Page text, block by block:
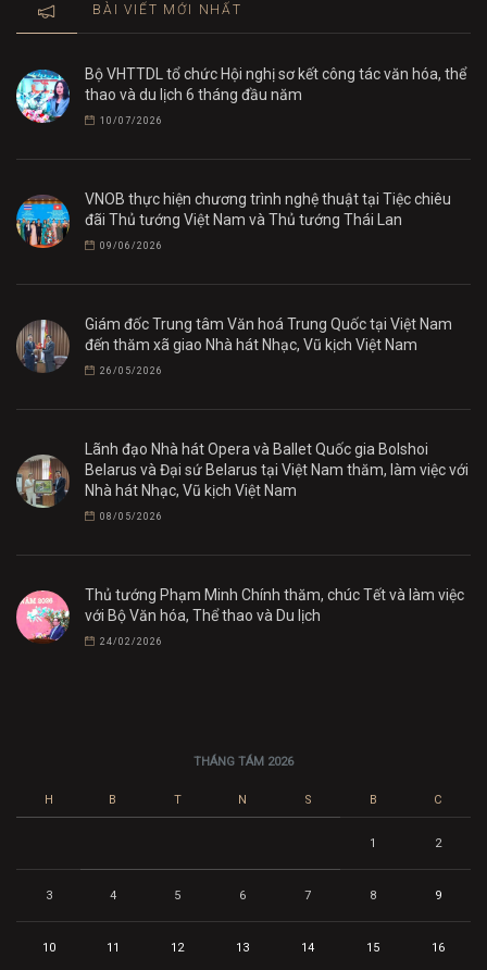
BÀI VIẾT MỚI NHẤT
Bộ VHTTDL tổ chức Hội nghị sơ kết công tác văn hóa, thể
thao và du lịch 6 tháng đầu năm
10/07/2026
VNOB thực hiện chương trình nghệ thuật tại Tiệc chiêu
đãi Thủ tướng Việt Nam và Thủ tướng Thái Lan
09/06/2026
Giám đốc Trung tâm Văn hoá Trung Quốc tại Việt Nam
đến thăm xã giao Nhà hát Nhạc, Vũ kịch Việt Nam
26/05/2026
Lãnh đạo Nhà hát Opera và Ballet Quốc gia Bolshoi
Belarus và Đại sứ Belarus tại Việt Nam thăm, làm việc với
Nhà hát Nhạc, Vũ kịch Việt Nam
08/05/2026
Thủ tướng Phạm Minh Chính thăm, chúc Tết và làm việc
với Bộ Văn hóa, Thể thao và Du lịch
24/02/2026
THÁNG TÁM 2026
H B T N S B C
1 2
3 4 5 6 7 8 9
10 11 12 13 14 15 16